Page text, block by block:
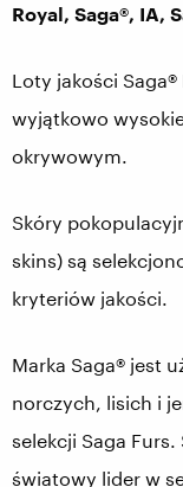
Royal, Saga®, IA,
Loty jakości
wyjątkowo
okrywowym.
Skóry
skins) są
kryteriów jakości.
Marka Saga® jest
norczych, lisich i
selekcji Saga
światowy lider w